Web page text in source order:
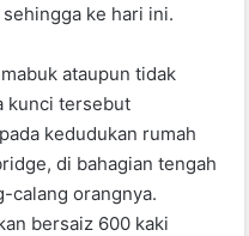
ke hari ini.
ataupun tidak
kunci tersebut
kedudukan rumah
di bahagian tengah
calang orangnya.
bersaiz 600 kaki